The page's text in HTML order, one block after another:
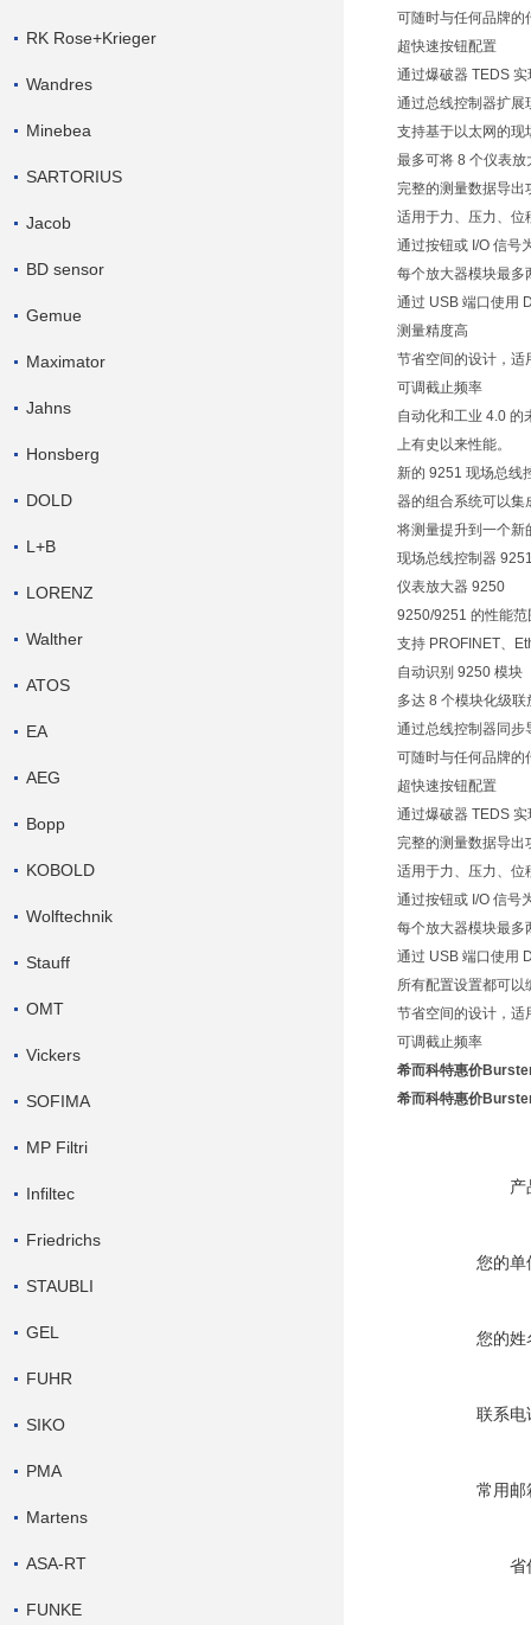
RK Rose+Krieger
Wandres
Minebea
SARTORIUS
Jacob
BD sensor
Gemue
Maximator
Jahns
Honsberg
DOLD
L+B
LORENZ
Walther
ATOS
EA
AEG
Bopp
KOBOLD
Wolftechnik
Stauff
OMT
Vickers
SOFIMA
MP Filtri
Infiltec
Friedrichs
STAUBLI
GEL
FUHR
SIKO
PMA
Martens
ASA-RT
FUNKE
可随时与任何品牌的
超快速按钮配置
通过爆破器 TEDS
通过总线控制器扩展
支持基于以太网的现
最多可将 8 个仪表
完整的测量数据导出
适用于力、压力、位
通过按钮或 I/O 信号
每个放大器模块最多
通过 USB 端口使用
测量精度高
节省空间的设计，适
可调截止频率
自动化和工业 4.0 的
上有史以来性能。
新的 9251 现场总线
器的组合系统可以集
将测量提升到一个新
现场总线控制器
仪表放大器 9250
9250/9251 的性能范
支持 PROFINET、
自动识别 9250 模块
多达 8 个模块化级联
通过总线控制器同步
可随时与任何品牌的
超快速按钮配置
通过爆破器 TEDS
完整的测量数据导出
适用于力、压力、位
通过按钮或 I/O 信号
每个放大器模块最多
通过 USB 端口使用
所有配置设置都可以
节省空间的设计，适
可调截止频率
希而科特惠价
希而科特惠价
产
您的单
您的姓
联系电
常用邮
省